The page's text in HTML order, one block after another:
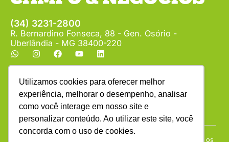
Utilizamos cookies para oferecer melhor
experiência, melhorar o desempenho, analisar
como você interage em nosso site e
personalizar conteúdo. Ao utilizar este site, você
concorda com o uso de cookies.
(34) 3231-2800
R. Bernardino Fonseca, 88 - Gen. Osório -
Uberlândia - MG 38400-220
ASSINE ANUNCIE
Copyright © (1990 - 2026) Revista Campo & Negócios. Todos os